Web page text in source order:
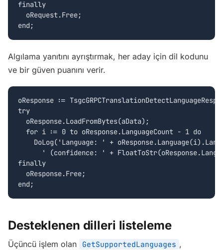
finally
  oRequest.Free;
end;
Algılama yanıtını ayrıştırmak, her aday için dil kodunu
ve bir güven puanını verir.
oResponse :=
try
  oResponse.LoadFromBytes(aData);
  for i := 0 to oResponse.LanguageCount - 1 do
DoLog('Language: ' +
' (confidence: ' +
finally
  oResponse.Free;
end;
Desteklenen dilleri listeleme
Üçüncü işlem olan GetSupportedLanguages ,